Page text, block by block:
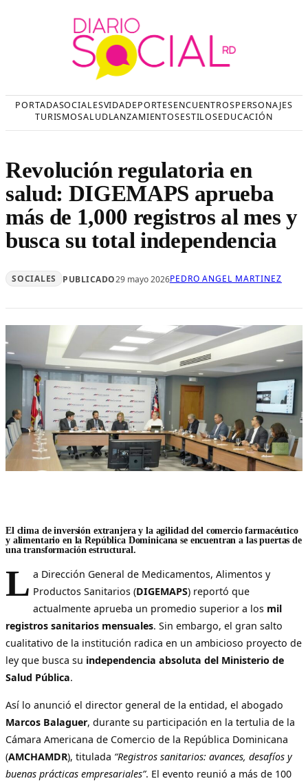
PORTADASOCIALESVIDADEPORTESENCUENTROSPERSONAJES
TURISMOSALUDLANZAMIENTOSESTILOSEDUCACIÓN
Revolución regulatoria en
salud: DIGEMAPS aprueba
más de 1,000 registros al mes y
busca su total independencia
SOCIALES PUBLICADO29 mayo 2026PEDRO ANGEL MARTINEZ
El clima de inversión extranjera y la agilidad del comercio farmacéutico
y alimentario en la República Dominicana se encuentran a las puertas de
una transformación estructural.
L a Dirección General de Medicamentos, Alimentos y
Productos Sanitarios (DIGEMAPS) reportó que
actualmente aprueba un promedio superior a los mil
registros sanitarios mensuales. Sin embargo, el gran salto
cualitativo de la institución radica en un ambicioso proyecto de
ley que busca su independencia absoluta del Ministerio de
Salud Pública.
Así lo anunció el director general de la entidad, el abogado
Marcos Balaguer, durante su participación en la tertulia de la
Cámara Americana de Comercio de la República Dominicana
(AMCHAMDR), titulada “Registros sanitarios: avances, desafíos y
buenas prácticas empresariales”. El evento reunió a más de 100